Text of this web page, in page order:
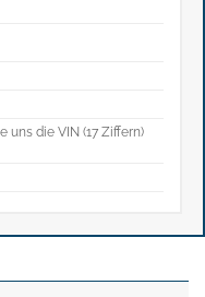
uns die VIN (17 Ziffern)